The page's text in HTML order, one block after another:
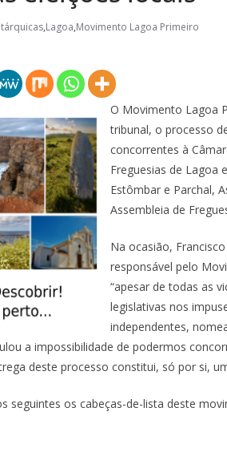
,Lagoa,Movimento Lagoa Primeiro
O Movimento Lagoa
tribunal, o processo
concorrentes à
Freguesias de Lagoa
Estômbar e Parchal,
Assembleia de
Na ocasião,
responsável pelo
“apesar de todas as
legislativas nos
independentes,
a impossibilidade de podermos
deste processo constitui, só por si,
seguintes os cabeças-de-lista deste